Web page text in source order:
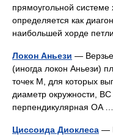
прямоугольной
определяется как
наибольшей хорде
Локон Аньези —
(иногда локон Аньези)
точек M, для которых
диаметр окружности,
перпендикулярная OA
Циссоида Диоклеса —